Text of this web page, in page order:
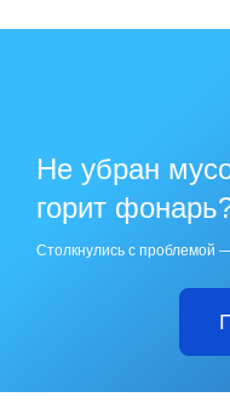
Не убран
горит
Столкнулись с проблемой